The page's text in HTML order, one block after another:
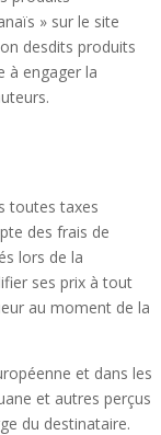
» sur le site
desdits produits
à engager la
toutes taxes
des frais de
lors de la
ses prix à tout
au moment de la
et dans les
et autres perçus
du destinataire.